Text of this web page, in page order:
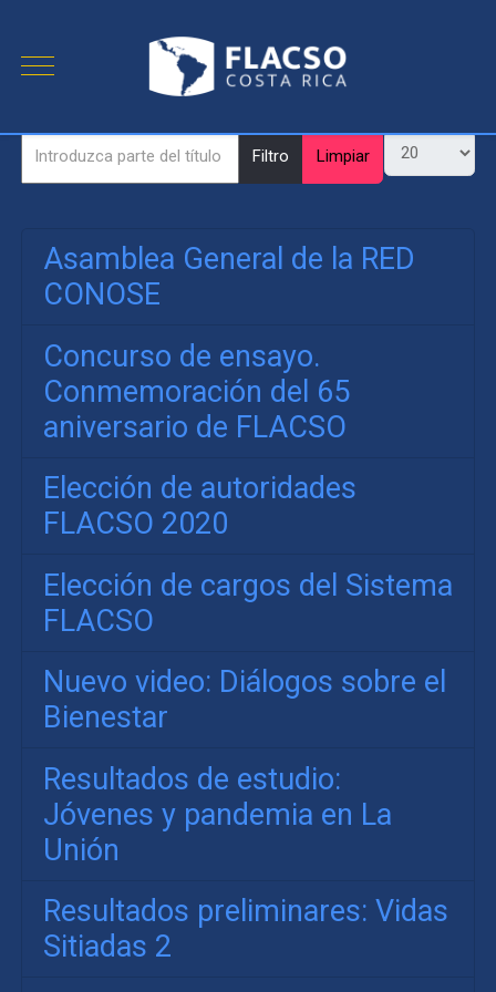
Filtro Limpiar
Asamblea General de la RED
CONOSE
Concurso de ensayo.
Conmemoración del 65
aniversario de FLACSO
Elección de autoridades
FLACSO 2020
Elección de cargos del Sistema
FLACSO
Nuevo video: Diálogos sobre el
Bienestar
Resultados de estudio:
Jóvenes y pandemia en La
Unión
Resultados preliminares: Vidas
Sitiadas 2